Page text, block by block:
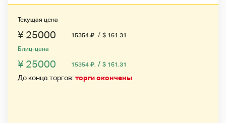
Текущая цена
¥ 25000 15354 ₽. / $ 161.31
Блиц-цена
¥ 25000 15354 ₽. / $ 161.31
До конца торгов:торги окончены